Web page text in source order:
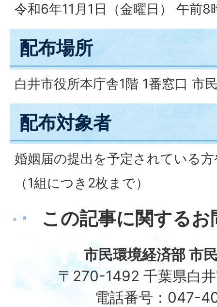
令和6年11月1日（金曜日） 午前
配布場所
白井市役所本庁舎1階 1番窓口 市
配布対象者
婚姻届の提出を予定されている
（1組につき2枚まで）
この記事に関する
市民環境経済部 市
〒270-1492 千葉県白
電話番号：047-